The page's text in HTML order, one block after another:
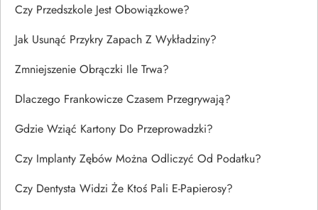
Czy Przedszkole Jest Obowiązkowe?
Jak Usunąć Przykry Zapach Z Wykładziny?
Zmniejszenie Obrączki Ile Trwa?
Dlaczego Frankowicze Czasem Przegrywają?
Gdzie Wziąć Kartony Do Przeprowadzki?
Czy Implanty Zębów Można Odliczyć Od Podatku?
Czy Dentysta Widzi Że Ktoś Pali E-Papierosy?